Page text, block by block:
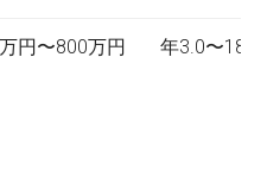
円〜800万円 年3.0〜